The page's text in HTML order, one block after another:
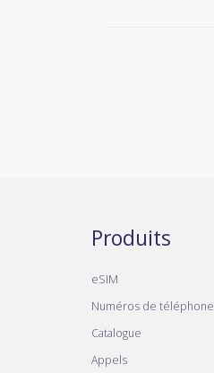
Produits
eSIM
Numéros de téléphone
Catalogue
Appels